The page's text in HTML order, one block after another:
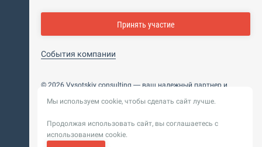
Принять участие
События компании
© 2026 Vysotskiy consulting — ваш надежный партнер и
Цифровизация, BIM, ИИ. Внедряем и оптимизируем
Пользовательское
соглашение
Политика обработки персональных
данных
Мы используем cookie, чтобы сделать сайт лучше.
Продолжая использовать сайт, вы соглашаетесь с
использованием cookie.